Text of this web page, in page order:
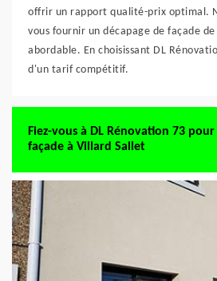
offrir un rapport qualité-prix optimal.
vous fournir un décapage de façade
abordable. En choisissant DL
d'un tarif compétitif.
Fiez-vous à DL Rénovation 73
façade à Villard Sallet